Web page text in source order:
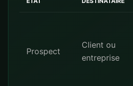
Prospect
Client ou
entreprise